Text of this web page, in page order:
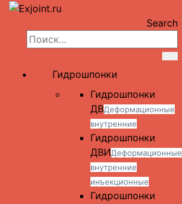
Search
Гидрошпонки
Гидрошпонки
ДВДеформационные
внутренние
Гидрошпонки
ДВИДеформационные
внутренние
инъекционные
Гидрошпонки